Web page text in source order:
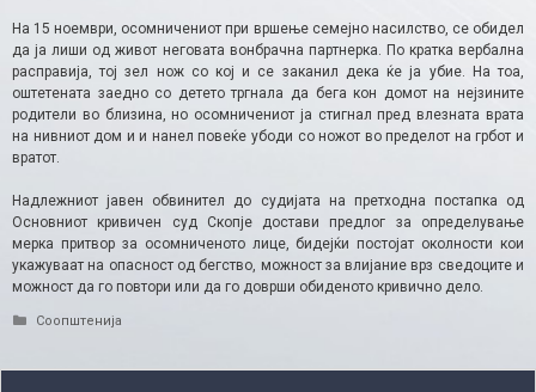
На 15 ноември, осомничениот при вршење семејно насилство, се обидел
да ја лиши од живот неговата вонбрачна партнерка. По кратка вербална
расправија, тој зел нож со кој и се заканил дека ќе ја убие. На тоа,
оштетената заедно со детето тргнала да бега кон домот на нејзините
родители во близина, но осомничениот ја стигнал пред влезната врата
на нивниот дом и и нанел повеќе убоди со ножот во пределот на грбот и
вратот.
Надлежниот јавен обвинител до судијата на претходна постапка од
Основниот кривичен суд Скопје достави предлог за определување
мерка притвор за осомниченото лице, бидејќи постојат околности кои
укажуваат на опасност од бегство, можност за влијание врз сведоците и
можност да го повтори или да го доврши обиденото кривично дело.
Categories
Соопштенија